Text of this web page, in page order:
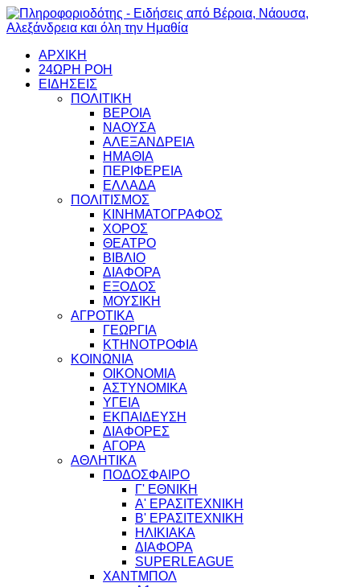
ΑΡΧΙΚΗ
24ΩΡΗ ΡΟΗ
ΕΙΔΗΣΕΙΣ
ΠΟΛΙΤΙΚΗ
ΒΕΡΟΙΑ
ΝΑΟΥΣΑ
ΑΛΕΞΑΝΔΡΕΙΑ
ΗΜΑΘΙΑ
ΠΕΡΙΦΕΡΕΙΑ
ΕΛΛΑΔΑ
ΠΟΛΙΤΙΣΜΟΣ
ΚΙΝΗΜΑΤΟΓΡΑΦΟΣ
ΧΟΡΟΣ
ΘΕΑΤΡΟ
ΒΙΒΛΙΟ
ΔΙΑΦΟΡΑ
ΕΞΟΔΟΣ
ΜΟΥΣΙΚΗ
ΑΓΡΟΤΙΚΑ
ΓΕΩΡΓΙΑ
ΚΤΗΝΟΤΡΟΦΙΑ
ΚΟΙΝΩΝΙΑ
ΟΙΚΟΝΟΜΙΑ
ΑΣΤΥΝΟΜΙΚΑ
ΥΓΕΙΑ
ΕΚΠΑΙΔΕΥΣΗ
ΔΙΑΦΟΡΕΣ
ΑΓΟΡΑ
ΑΘΛΗΤΙΚΑ
ΠΟΔΟΣΦΑΙΡΟ
Γ' ΕΘΝΙΚΗ
Α' ΕΡΑΣΙΤΕΧΝΙΚΗ
Β' ΕΡΑΣΙΤΕΧΝΙΚΗ
ΗΛΙΚΙΑΚΑ
ΔΙΑΦΟΡΑ
SUPERLEAGUE
ΧΑΝΤΜΠΟΛ